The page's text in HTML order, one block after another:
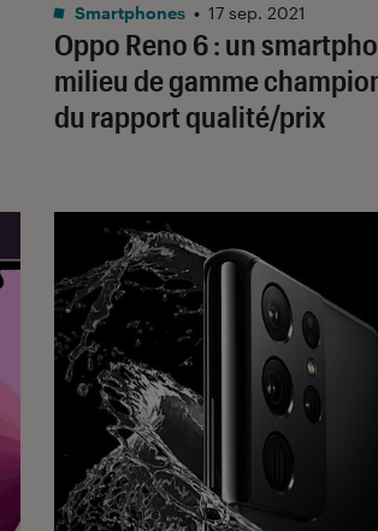
Oppo Reno 6 : un
milieu de gamme
du rapport qualité/prix
Smartphones • 17 sep. 2021